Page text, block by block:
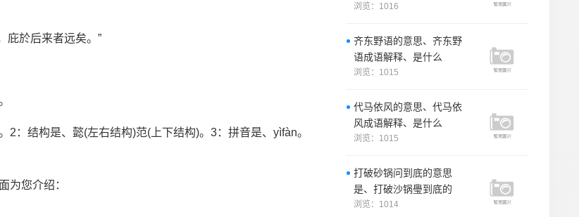
於后来者远矣。”
结构是、懿(左右结构)范(上下结构)。3：拼音是、yìfàn。
您介绍：
浏览：1016
齐东野语的意思、齐东野
语成语解释、是什么
浏览：1015
代马依风的意思、代马依
风成语解释、是什么
浏览：1015
打破砂锅问到底的意思
是、打破沙锅璺到底的
浏览：1014